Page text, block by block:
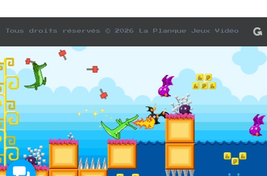
Tous droits réservés © 2026 La Planque Jeux Vidéo